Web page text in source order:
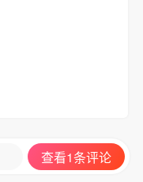
查看1条评论